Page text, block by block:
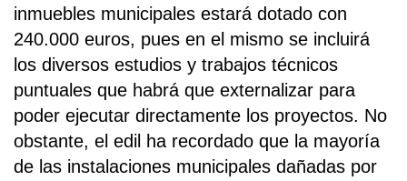
inmuebles municipales estará dotado con
240.000 euros, pues en el mismo se incluirá
los diversos estudios y trabajos técnicos
puntuales que habrá que externalizar para
poder ejecutar directamente los proyectos. No
obstante, el edil ha recordado que la mayoría
de las instalaciones municipales dañadas por